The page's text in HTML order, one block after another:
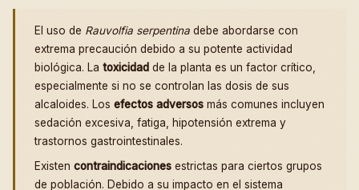
El uso de Rauvolfia serpentina debe abordarse con
extrema precaución debido a su potente actividad
biológica. La toxicidad de la planta es un factor crítico,
especialmente si no se controlan las dosis de sus
alcaloides. Los efectos adversos más comunes incluyen
sedación excesiva, fatiga, hipotensión extrema y
trastornos gastrointestinales.
Existen contraindicaciones estrictas para ciertos grupos
de población. Debido a su impacto en el sistema